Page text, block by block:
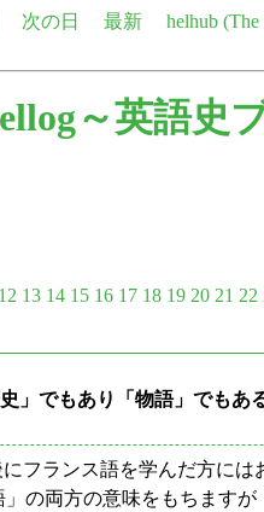
次の日 最新
helhub
～英語史
12 13 14 15 16 17 18 19 20 21 22
」でもあり「物語」でもあ
フランス語を学んだ方には
」の両方の意味をもちます